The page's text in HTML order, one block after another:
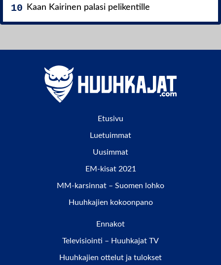
Kaan Kairinen palasi pelikentille
Etusivu
Luetuimmat
Uusimmat
EM-kisat 2021
MM-karsinnat – Suomen lohko
Huuhkajien kokoonpano
Ennakot
Televisiointi – Huuhkajat TV
Huuhkajien ottelut ja tulokset